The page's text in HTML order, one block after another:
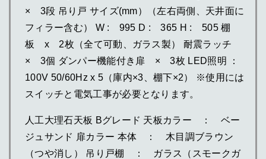
× 3段 吊り戸 サイズ(mm）（左右両側、天井面に
フィラー含む） W : 995 D : 365 H : 505 棚
板 x 2枚（全て可動、ガラス製） 耐震ラッチ
× 3個 ダンパー機能付き扉 × 3枚 LED照明 ：
100V 50/60Hz x 5（庫内×3、棚下×2） ※使用には
スイッチと電気工事が必要となります。
人工大理石天板 Bグレード 天板カラー ： ベー
ジュサンド 扉カラー 本体 ： 木目調ブラウン
（つや消し） 吊り戸棚 ： ガラス（スモークガ